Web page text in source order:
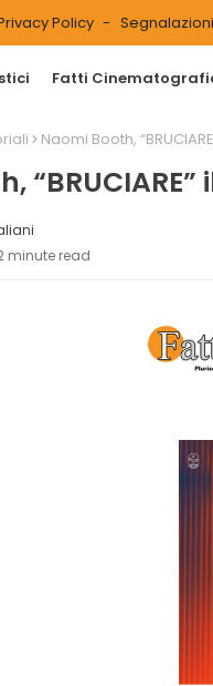
Policy Segnalazioni
Fatti
Naomi Booth,
minute read